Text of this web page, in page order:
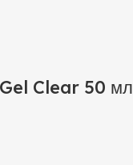
Clear 50 мл